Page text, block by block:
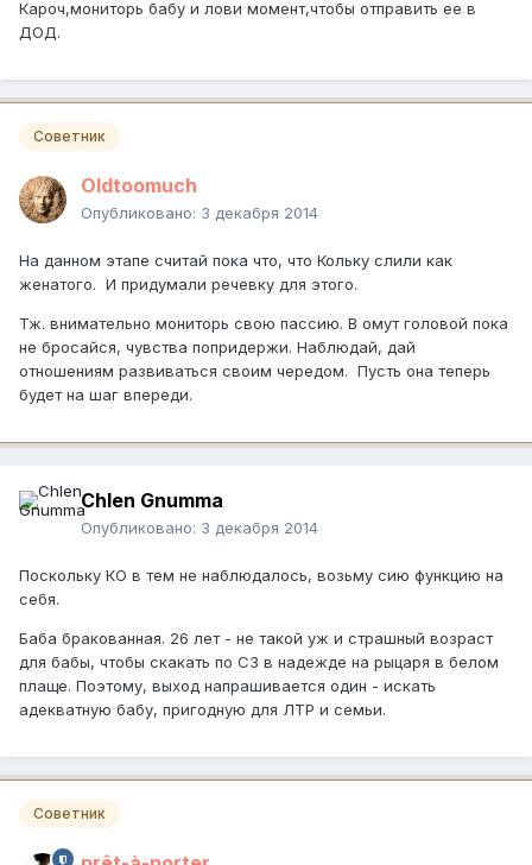
Кароч,мониторь бабу и лови момент,чтобы отправить ее в
ДОД.
Советник
Oldtoomuch
Опубликовано: 3 декабря 2014
На данном этапе считай пока что, что Кольку слили как
женатого. И придумали речевку для этого.
Тж. внимательно мониторь свою пассию. В омут головой пока
не бросайся, чувства попридержи. Наблюдай, дай
отношениям развиваться своим чередом. Пусть она теперь
будет на шаг впереди.
Chlen Gnumma
Опубликовано: 3 декабря 2014
Поскольку КО в тем не наблюдалось, возьму сию функцию на
себя.
Баба бракованная. 26 лет - не такой уж и страшный возраст
для бабы, чтобы скакать по СЗ в надежде на рыцаря в белом
плаще. Поэтому, выход напрашивается один - искать
адекватную бабу, пригодную для ЛТР и семьи.
Советник